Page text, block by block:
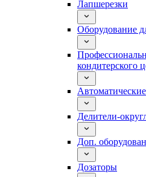
Лапшерезки
Оборудование
кондитерского
Делители-
Доп.
Дозаторы